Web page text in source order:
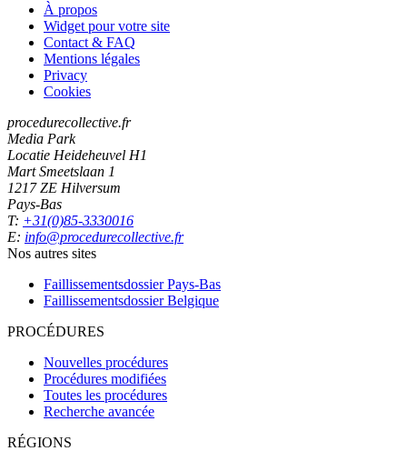
À propos
Widget pour votre site
Contact & FAQ
Mentions légales
Privacy
Cookies
procedurecollective.fr
Media Park
Locatie Heideheuvel H1
Mart Smeetslaan 1
1217 ZE Hilversum
Pays-Bas
T: +31(0)85-3330016
E: info@procedurecollective.fr
Nos autres sites
Faillissementsdossier Pays-Bas
Faillissementsdossier Belgique
PROCÉDURES
Nouvelles procédures
Procédures modifiées
Toutes les procédures
Recherche avancée
RÉGIONS